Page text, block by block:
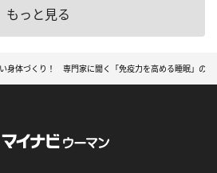
もっと見る
身体づくり！ 専門家に聞く「免疫力を高める睡眠」のコ